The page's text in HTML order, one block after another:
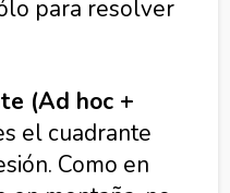
para resolver
(Ad hoc +
el cuadrante
Como en